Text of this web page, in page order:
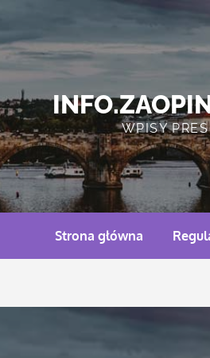
WPISY
Strona główna